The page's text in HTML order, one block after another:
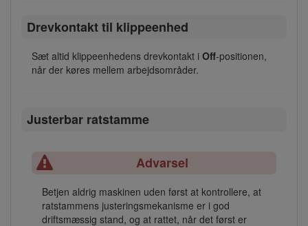
Drevkontakt til klippeenhed
Sæt altid klippeenhedens drevkontakt i Off-positionen,
når der køres mellem arbejdsområder.
Justerbar ratstamme
Advarsel
Betjen aldrig maskinen uden først at kontrollere, at
ratstammens justeringsmekanisme er i god
driftsmæssig stand, og at rattet, når det først er